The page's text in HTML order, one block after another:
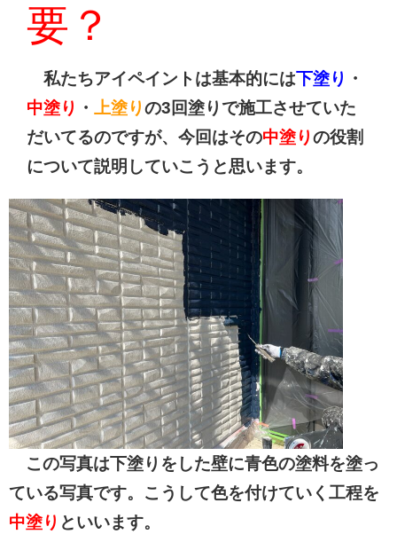
要？
私たちアイペイントは基本的には下塗り ・
中塗り ・ 上塗りの3回塗りで施工させていた
だいてるのですが、今回はその中塗りの役割
について説明していこうと思います。
この写真は下塗りをした壁に青色の塗料を塗っ
ている写真です。こうして色を付けていく工程を
中塗り といいます。